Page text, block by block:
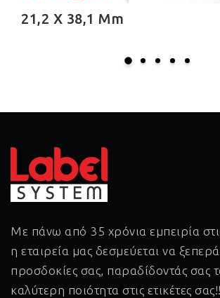
21,2 X 38,1 Mm
Με πάνω από 35 χρόνια εμπειρία
η εταιρεία μας δεσμεύεται να
προσδοκίες σας, παραδίδοντάς σας
καλύτερη ποιότητα στις ετικέτες σας!!